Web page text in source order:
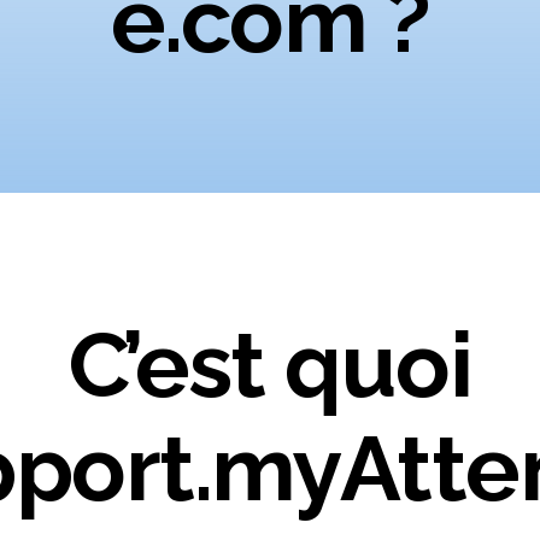
C’est quoi